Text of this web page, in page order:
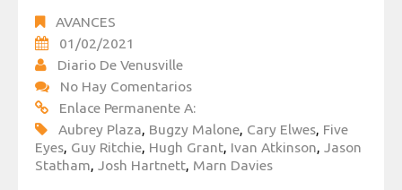
AVANCES
01/02/2021
Diario De Venusville
No Hay Comentarios
Enlace Permanente A:
Aubrey Plaza, Bugzy Malone, Cary Elwes, Five
Eyes, Guy Ritchie, Hugh Grant, Ivan Atkinson, Jason
Statham, Josh Hartnett, Marn Davies